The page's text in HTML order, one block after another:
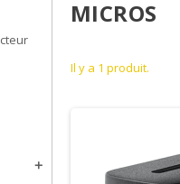
add
MICROS
Il y a 1 produit.